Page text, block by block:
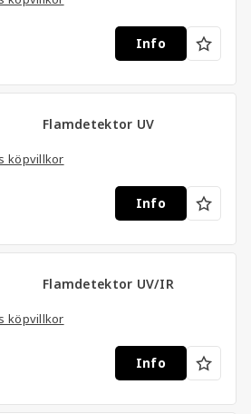
Info
Flamdetektor UV
köpvillkor
Info
Flamdetektor UV/IR
köpvillkor
Info